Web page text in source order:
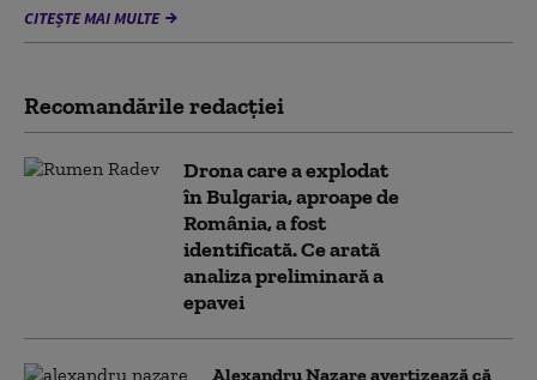
CITEȘTE MAI MULTE
Recomandările redacţiei
Drona care a explodat
în Bulgaria, aproape de
România, a fost
identificată. Ce arată
analiza preliminară a
epavei
Alexandru Nazare avertizează că